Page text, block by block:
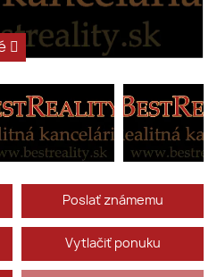
Poslať známemu
Vytlačiť ponuku